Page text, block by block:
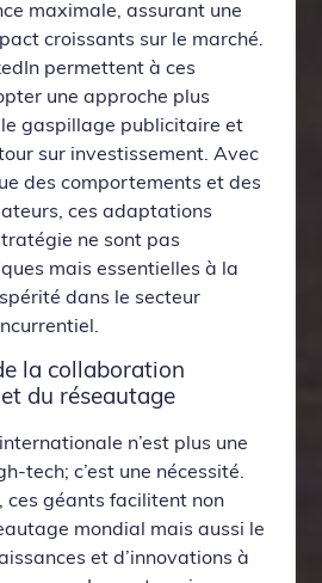
maximale, assurant une
croissants sur le marché.
permettent à ces
une approche plus
gaspillage publicitaire et
sur investissement. Avec
des comportements et des
ces adaptations
ne sont pas
mais essentielles à la
dans le secteur
la collaboration
du réseautage
n’est plus une
tech; c’est une nécessité.
ces géants facilitent non
mondial mais aussi le
et d’innovations à